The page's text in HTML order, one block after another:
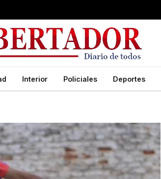
Interior Policiales Deportes